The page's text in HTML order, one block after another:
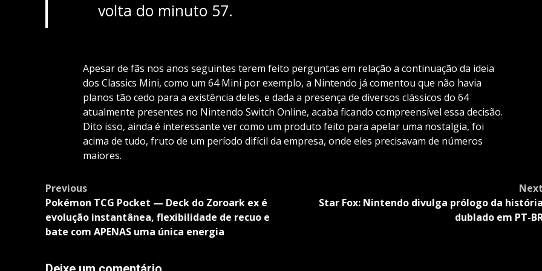
volta do minuto 57.
Apesar de fãs nos anos seguintes terem feito perguntas em relação a continuação da ideia
dos Classics Mini, como um 64 Mini por exemplo, a Nintendo já comentou que não havia
planos tão cedo para a existência deles, e dada a presença de diversos clássicos do 64
atualmente presentes no Nintendo Switch Online, acaba ficando compreensível essa decisão.
Dito isso, ainda é interessante ver como um produto feito para apelar uma nostalgia, foi
acima de tudo, fruto de um período difícil da empresa, onde eles precisavam de números
maiores.
Post
navigation
Previous
Pokémon TCG Pocket — Deck do Zoroark ex é
evolução instantânea, flexibilidade de recuo e
bate com APENAS uma única energia
Next
Star Fox: Nintendo divulga prólogo da história
dublado em PT-